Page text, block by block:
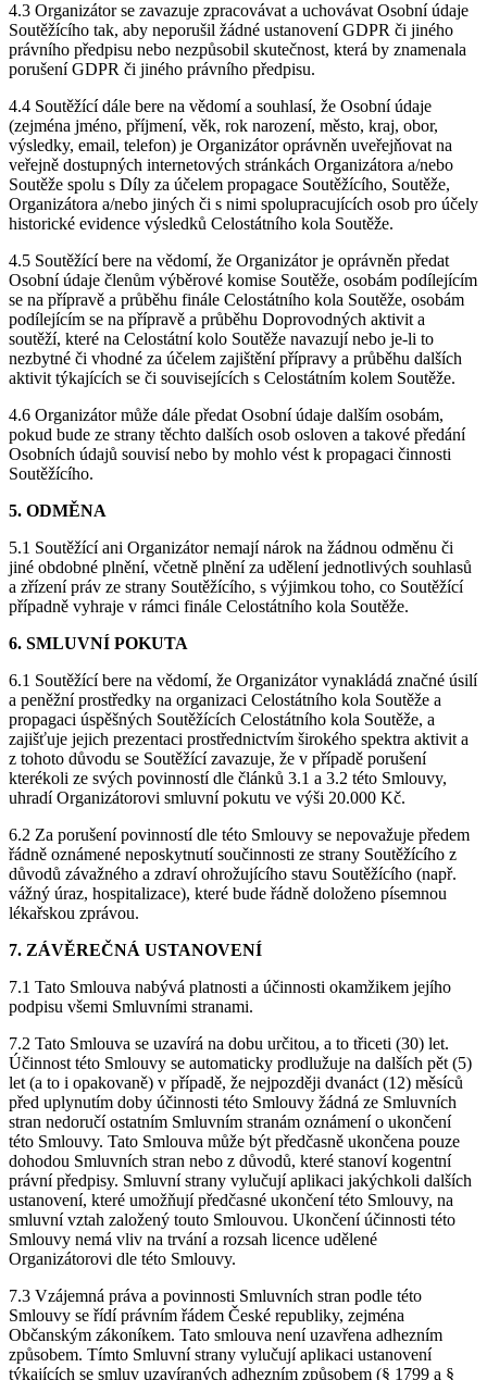
4.3 Organizátor se zavazuje zpracovávat a uchovávat Osobní údaje
Soutěžícího tak, aby neporušil žádné ustanovení GDPR či jiného
právního předpisu nebo nezpůsobil skutečnost, která by znamenala
porušení GDPR či jiného právního předpisu.
4.4 Soutěžící dále bere na vědomí a souhlasí, že Osobní údaje
(zejména jméno, příjmení, věk, rok narození, město, kraj, obor,
výsledky, email, telefon) je Organizátor oprávněn uveřejňovat na
veřejně dostupných internetových stránkách Organizátora a/nebo
Soutěže spolu s Díly za účelem propagace Soutěžícího, Soutěže,
Organizátora a/nebo jiných či s nimi spolupracujících osob pro účely
historické evidence výsledků Celostátního kola Soutěže.
4.5 Soutěžící bere na vědomí, že Organizátor je oprávněn předat
Osobní údaje členům výběrové komise Soutěže, osobám podílejícím
se na přípravě a průběhu finále Celostátního kola Soutěže, osobám
podílejícím se na přípravě a průběhu Doprovodných aktivit a
soutěží, které na Celostátní kolo Soutěže navazují nebo je-li to
nezbytné či vhodné za účelem zajištění přípravy a průběhu dalších
aktivit týkajících se či souvisejících s Celostátním kolem Soutěže.
4.6 Organizátor může dále předat Osobní údaje dalším osobám,
pokud bude ze strany těchto dalších osob osloven a takové předání
Osobních údajů souvisí nebo by mohlo vést k propagaci činnosti
Soutěžícího.
5. ODMĚNA
5.1 Soutěžící ani Organizátor nemají nárok na žádnou odměnu či
jiné obdobné plnění, včetně plnění za udělení jednotlivých souhlasů
a zřízení práv ze strany Soutěžícího, s výjimkou toho, co Soutěžící
případně vyhraje v rámci finále Celostátního kola Soutěže.
6. SMLUVNÍ POKUTA
6.1 Soutěžící bere na vědomí, že Organizátor vynakládá značné úsilí
a peněžní prostředky na organizaci Celostátního kola Soutěže a
propagaci úspěšných Soutěžících Celostátního kola Soutěže, a
zajišťuje jejich prezentaci prostřednictvím širokého spektra aktivit a
z tohoto důvodu se Soutěžící zavazuje, že v případě porušení
kterékoli ze svých povinností dle článků 3.1 a 3.2 této Smlouvy,
uhradí Organizátorovi smluvní pokutu ve výši 20.000 Kč.
6.2 Za porušení povinností dle této Smlouvy se nepovažuje předem
řádně oznámené neposkytnutí součinnosti ze strany Soutěžícího z
důvodů závažného a zdraví ohrožujícího stavu Soutěžícího (např.
vážný úraz, hospitalizace), které bude řádně doloženo písemnou
lékařskou zprávou.
7. ZÁVĚREČNÁ USTANOVENÍ
7.1 Tato Smlouva nabývá platnosti a účinnosti okamžikem jejího
podpisu všemi Smluvními stranami.
7.2 Tato Smlouva se uzavírá na dobu určitou, a to třiceti (30) let.
Účinnost této Smlouvy se automaticky prodlužuje na dalších pět (5)
let (a to i opakovaně) v případě, že nejpozději dvanáct (12) měsíců
před uplynutím doby účinnosti této Smlouvy žádná ze Smluvních
stran nedoručí ostatním Smluvním stranám oznámení o ukončení
této Smlouvy. Tato Smlouva může být předčasně ukončena pouze
dohodou Smluvních stran nebo z důvodů, které stanoví kogentní
právní předpisy. Smluvní strany vylučují aplikaci jakýchkoli dalších
ustanovení, které umožňují předčasné ukončení této Smlouvy, na
smluvní vztah založený touto Smlouvou. Ukončení účinnosti této
Smlouvy nemá vliv na trvání a rozsah licence udělené
Organizátorovi dle této Smlouvy.
7.3 Vzájemná práva a povinnosti Smluvních stran podle této
Smlouvy se řídí právním řádem České republiky, zejména
Občanským zákoníkem. Tato smlouva není uzavřena adhezním
způsobem. Tímto Smluvní strany vylučují aplikaci ustanovení
týkajících se smluv uzavíraných adhezním způsobem (§ 1799 a §